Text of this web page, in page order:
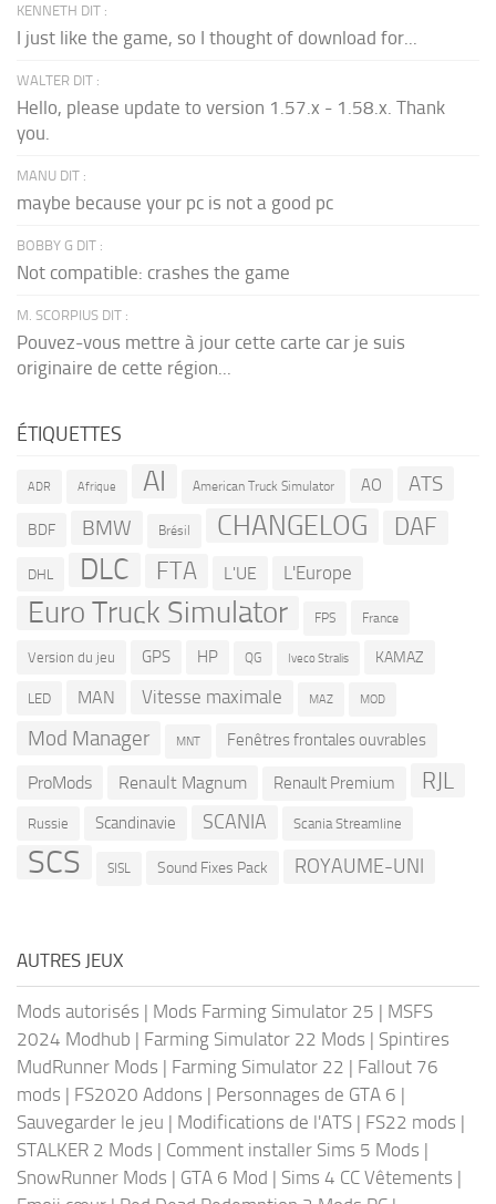
KENNETH DIT :
I just like the game, so I thought of download for...
WALTER DIT :
Hello, please update to version 1.57.x - 1.58.x. Thank
you.
MANU DIT :
maybe because your pc is not a good pc
BOBBY G DIT :
Not compatible: crashes the game
M. SCORPIUS DIT :
Pouvez-vous mettre à jour cette carte car je suis
originaire de cette région...
ÉTIQUETTES
ADR Afrique AI American Truck Simulator AO ATS
BDF BMW Brésil CHANGELOG DAF
DHL DLC FTA L'UE L'Europe
Euro Truck Simulator FPS France
Version du jeu GPS HP QG Iveco Stralis KAMAZ
LED MAN Vitesse maximale MAZ MOD
Mod Manager MNT Fenêtres frontales ouvrables
ProMods Renault Magnum Renault Premium RJL
Russie Scandinavie SCANIA Scania Streamline
SCS SISL Sound Fixes Pack ROYAUME-UNI
AUTRES JEUX
Mods autorisés | Mods Farming Simulator 25 | MSFS
2024 Modhub | Farming Simulator 22 Mods | Spintires
MudRunner Mods | Farming Simulator 22 | Fallout 76
mods | FS2020 Addons | Personnages de GTA 6 |
Sauvegarder le jeu | Modifications de l'ATS | FS22 mods |
STALKER 2 Mods | Comment installer Sims 5 Mods |
SnowRunner Mods | GTA 6 Mod | Sims 4 CC Vêtements |